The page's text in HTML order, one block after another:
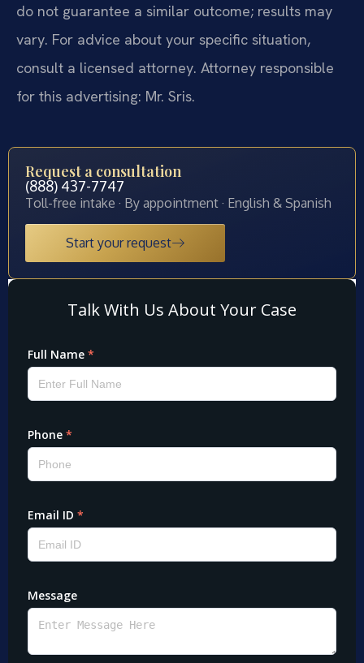
do not guarantee a similar outcome; results may
vary. For advice about your specific situation,
consult a licensed attorney. Attorney responsible
for this advertising: Mr. Sris.
Request a consultation
(888) 437-7747
Toll-free intake · By appointment · English & Spanish
Start your request